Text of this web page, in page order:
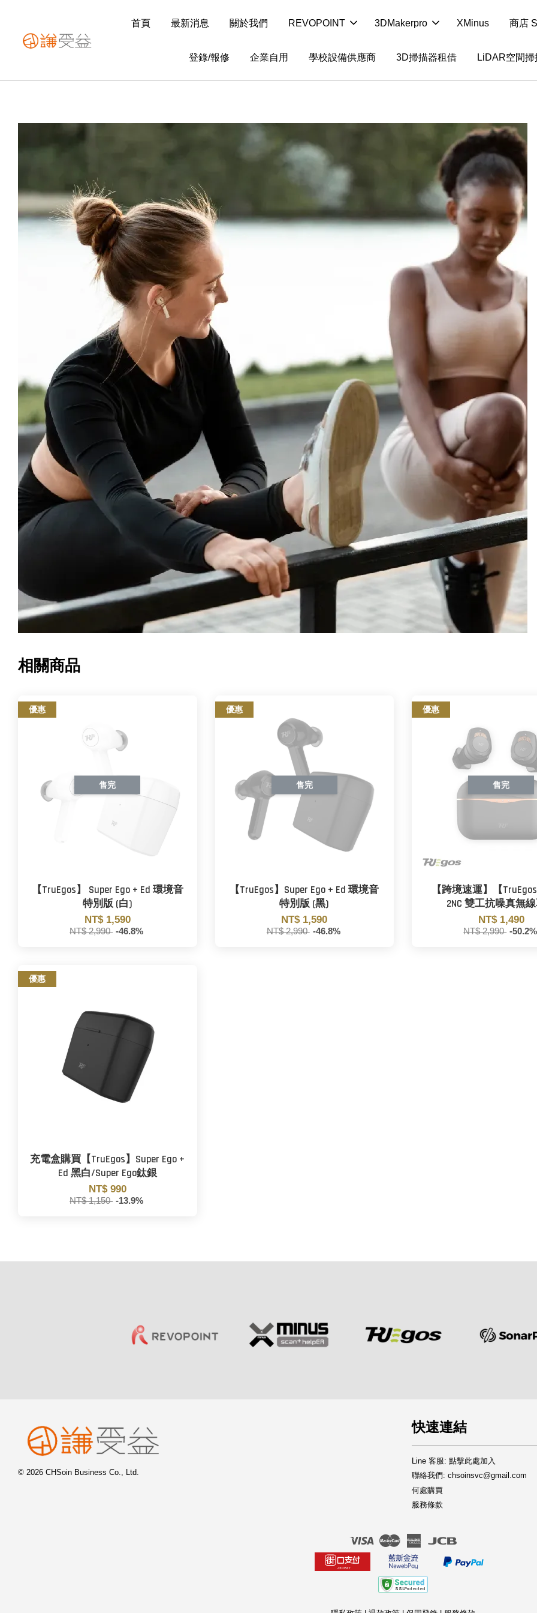
首頁 最新消息 關於我們 REVOPOINT 3DMakerpro XMinus 商店
登錄/報修 企業自用 學校設備供應商 3D掃描器租借 LiDAR空間
相關商品
優惠
售完
【TruEgos】 Super Ego + Ed 環境音
特別版 (白)
NT$ 1,590
NT$ 2,990 -46.8%
優惠
售完
【TruEgos】Super Ego + Ed 環境音
特別版 (黑)
NT$ 1,590
NT$ 2,990 -46.8%
優惠
售完
【跨境速運】【
2NC 雙工抗噪真無
NT$ 1,490
NT$ 2,990 -50.2%
優惠
充電盒購買【TruEgos】Super Ego +
Ed 黑白/Super Ego鈦銀
NT$ 990
NT$ 1,150 -13.9%
© 2026 CHSoin Business Co., Ltd.
快速連結
Line 客服: 點擊此處加入
聯絡我們: chsoinsvc@gmail.com
何處購買
服務條款
Visa Master
American